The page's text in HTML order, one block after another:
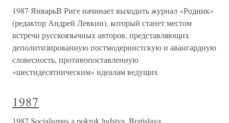
1987 ЯнварьВ Риге начинает выходить журнал «Родник»
(редактор Андрей Левкин), который станет местом
встречи русскоязычных авторов, представляющих
деполитизированную постмодернистскую и авангардную
словесность, противопоставленную
«шестидесятническим» идеалам ведущих
1987
1987 Socialismus a pokrok ludstva. Bratislava,